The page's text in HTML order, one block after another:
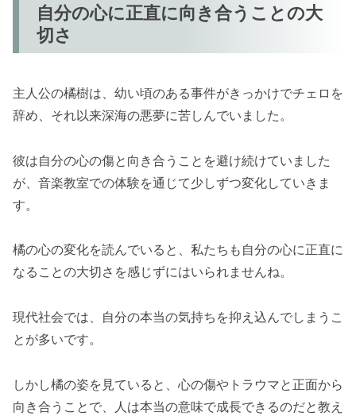
自分の心に正直に向き合うことの大
切さ
主人公の橘樹は、幼い頃のある事件がきっかけでチェロを
辞め、それ以来深海の悪夢に苦しんでいました。
彼は自分の心の傷と向き合うことを避け続けていました
が、音楽教室での体験を通じて少しずつ変化していきま
す。
橘の心の変化を読んでいると、私たちも自分の心に正直に
なることの大切さを感じずにはいられませんね。
現代社会では、自分の本当の気持ちを抑え込んでしまうこ
とが多いです。
しかし橘の姿を見ていると、心の傷やトラウマと正面から
向き合うことで、人は本当の意味で成長できるのだと教え